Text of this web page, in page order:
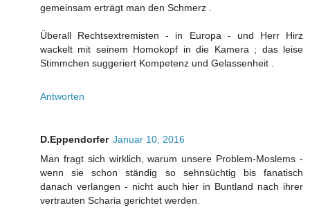
gemeinsam erträgt man den Schmerz .
Überall Rechtsextremisten - in Europa - und Herr Hirz
wackelt mit seinem Homokopf in die Kamera ; das leise
Stimmchen suggeriert Kompetenz und Gelassenheit .
Antworten
D.Eppendorfer Januar 10, 2016
Man fragt sich wirklich, warum unsere Problem-Moslems -
wenn sie schon ständig so sehnsüchtig bis fanatisch
danach verlangen - nicht auch hier in Buntland nach ihrer
vertrauten Scharia gerichtet werden.